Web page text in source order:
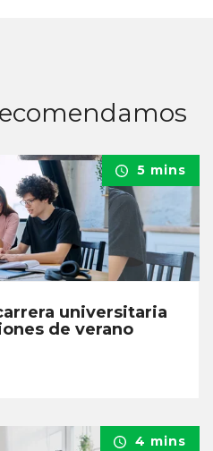
5 mins
universitaria
de verano
4 mins